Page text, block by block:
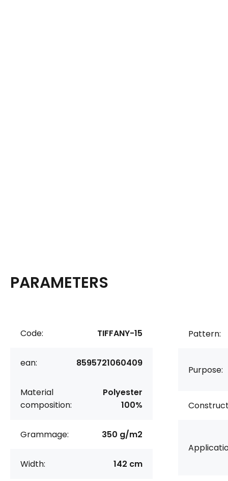
PARAMETERS
Code: TIFFANY-15
ean: 8595721060409
Material
composition:
Polyester
100%
Grammage: 350 g/m2
Width: 142 cm
Pattern:
Purpose: